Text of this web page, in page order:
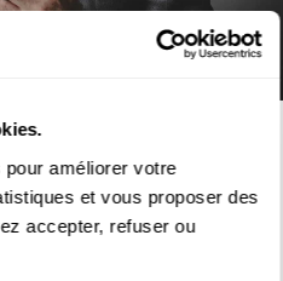
améliorer votre
et vous proposer des
accepter, refuser ou
France
du « National » pour Strauss